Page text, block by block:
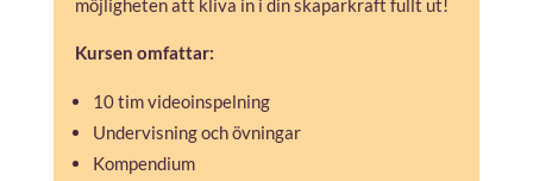
Kursen omfattar:
10 tim videoinspelning
Undervisning och övningar
Kompendium